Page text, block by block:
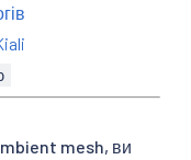
mesh, ви